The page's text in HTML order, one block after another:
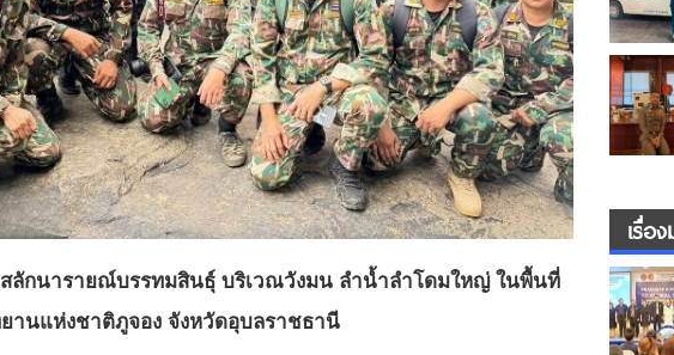
ลักนารายณ์บรรทมสินธุ์ บริเวณวังมน ลำน้ำลำโดมใหญ่ ในพื้นที่
านแห่งชาติภูจอง จังหวัดอุบลราชธานี
เรื่อ